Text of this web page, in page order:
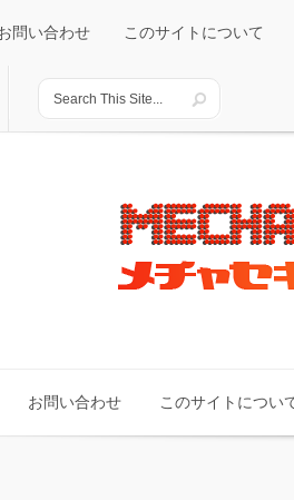
問い合わせ
お問い合わせ
このサイトについて
このサイトについて
お問い合わせ このサイトについ